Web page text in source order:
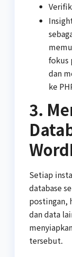
fokus
dan
ke
3.
Setiap
database
postingan,
dan data
tersebut.